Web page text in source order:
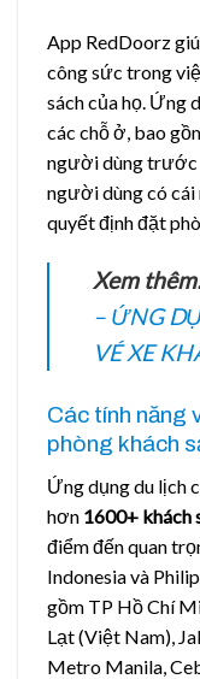
App RedDoorz
công sức trong
sách của họ. Ứng
các chỗ ở, bao
người dùng trước
người dùng có
quyết định đặt
Xem
– ỨNG
VÉ XE
Các tính năng
phòng khách
Ứng dụng du lịch
hơn 1600+ khách
điểm đến quan
Indonesia và
gồm TP Hồ Chí
Lạt (Việt Nam),
Metro Manila,